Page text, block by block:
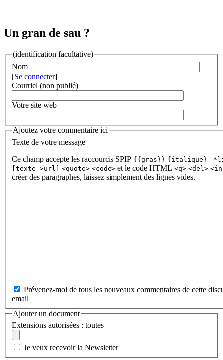
Un gran de sau ?
(identification facultative)
Nom
[Se connecter]
Courriel (non publié)
Votre site web
Ajoutez votre commentaire ici
Texte de votre message
Ce champ accepte les raccourcis SPIP {{gras}} {italique} -
[texte->url] <quote> <code> et le code HTML <q> <del>
créer des paragraphes, laissez simplement des lignes vides.
Prévenez-moi de tous les nouveaux commentaires de cette
email
Ajouter un document
Extensions autorisées : toutes
Je veux recevoir la Newsletter